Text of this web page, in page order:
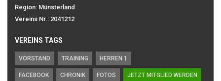
Region: Münsterland
Vereins Nr.: 2041212
VEREINS TAGS
VORSTAND TRAINING HERREN 1
FACEBOOK CHRONIK FOTOS JETZT MITGLIED WERDEN